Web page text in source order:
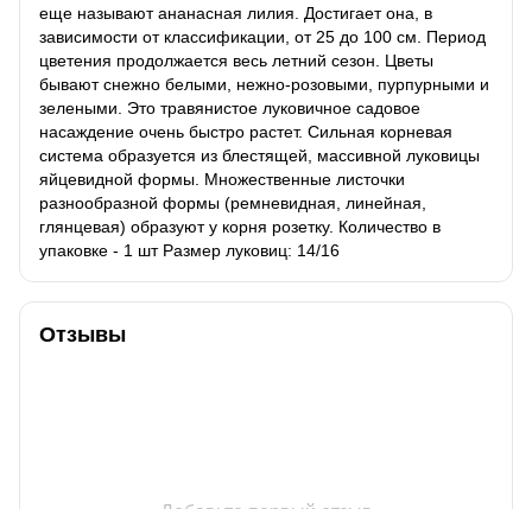
еще называют ананасная лилия. Достигает она, в
зависимости от классификации, от 25 до 100 см. Период
цветения продолжается весь летний сезон. Цветы
бывают снежно белыми, нежно-розовыми, пурпурными и
зелеными. Это травянистое луковичное садовое
насаждение очень быстро растет. Сильная корневая
система образуется из блестящей, массивной луковицы
яйцевидной формы. Множественные листочки
разнообразной формы (ремневидная, линейная,
глянцевая) образуют у корня розетку. Количество в
упаковке - 1 шт Размер луковиц: 14/16
Отзывы